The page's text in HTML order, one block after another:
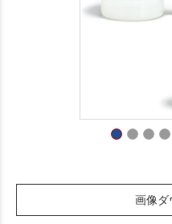
画像ダ